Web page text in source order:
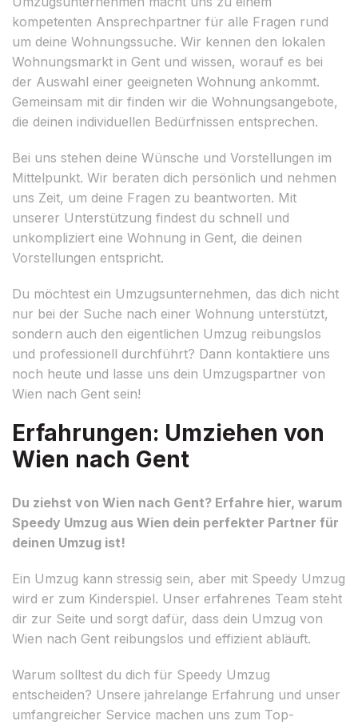
kompetenten Ansprechpartner für alle Fragen rund
um deine Wohnungssuche. Wir kennen den lokalen
Wohnungsmarkt in Gent und wissen, worauf es bei
der Auswahl einer geeigneten Wohnung ankommt.
Gemeinsam mit dir finden wir die Wohnungsangebote,
die deinen individuellen Bedürfnissen entsprechen.
Bei uns stehen deine Wünsche und Vorstellungen im
Mittelpunkt. Wir beraten dich persönlich und nehmen
uns Zeit, um deine Fragen zu beantworten. Mit
unserer Unterstützung findest du schnell und
unkompliziert eine Wohnung in Gent, die deinen
Vorstellungen entspricht.
Du möchtest ein Umzugsunternehmen, das dich nicht
nur bei der Suche nach einer Wohnung unterstützt,
sondern auch den eigentlichen Umzug reibungslos
und professionell durchführt? Dann kontaktiere uns
noch heute und lasse uns dein Umzugspartner von
Wien nach Gent sein!
Erfahrungen: Umziehen von
Wien nach Gent
Du ziehst von Wien nach Gent? Erfahre hier, warum
Speedy Umzug aus Wien dein perfekter Partner für
deinen Umzug ist!
Ein Umzug kann stressig sein, aber mit Speedy Umzug
wird er zum Kinderspiel. Unser erfahrenes Team steht
dir zur Seite und sorgt dafür, dass dein Umzug von
Wien nach Gent reibungslos und effizient abläuft.
Warum solltest du dich für Speedy Umzug
entscheiden? Unsere jahrelange Erfahrung und unser
umfangreicher Service machen uns zum Top-